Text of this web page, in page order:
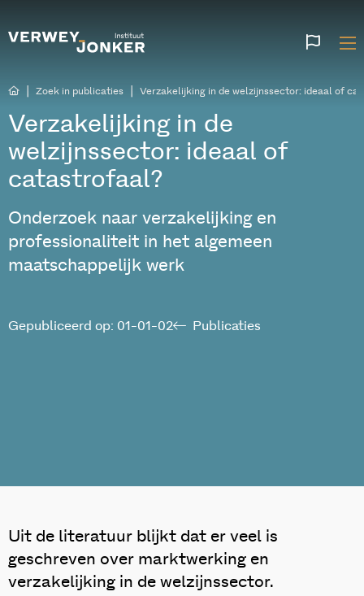
Zoek in publicaties Verzakelijking in de welzijnssector: ideaal of
Verzakelijking in de
welzijnssector: ideaal of
catastrofaal?
Onderzoek naar verzakelijking en
professionaliteit in het algemeen
maatschappelijk werk
Publicaties
Gepubliceerd op: 01-01-02
Uit de literatuur blijkt dat er veel is
geschreven over marktwerking en
verzakelijking in de welzijnssector.